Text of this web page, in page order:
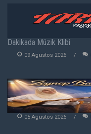
Dakikada Müzik Klibi
09 Agustos 2026
05 Agustos 2026